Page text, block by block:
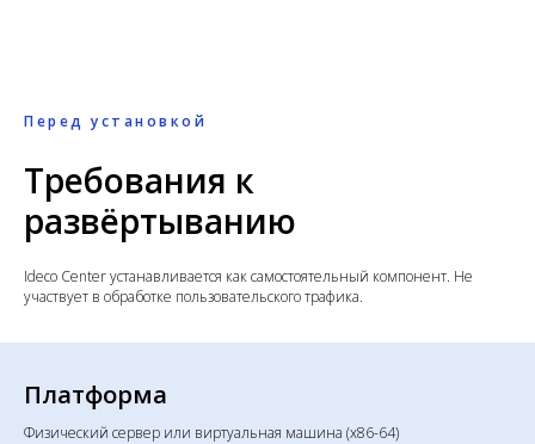
Перед установкой
Требования к
развёртыванию
Ideco Center устанавливается как самостоятельный компонент. Не
участвует в обработке пользовательского трафика.
Платформа
Физический сервер или виртуальная машина (x86-64)